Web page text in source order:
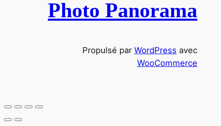
Photo Panorama
Propulsé par WordPress avec
WooCommerce